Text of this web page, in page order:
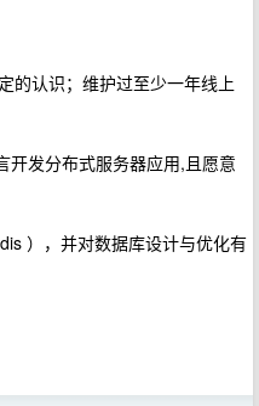
的认识；维护过至少一年线上
开发分布式服务器应用,且愿意
），并对数据库设计与优化有